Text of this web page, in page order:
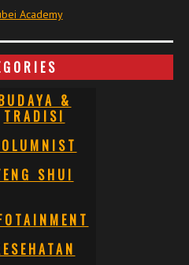
Academy
&
TRADISI
SHUI